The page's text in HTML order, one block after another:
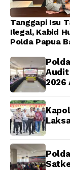
Tanggapi Isu
Ilegal, Kabid
Polda Papua
Toleransi bagi
AnggotaAudit
2026